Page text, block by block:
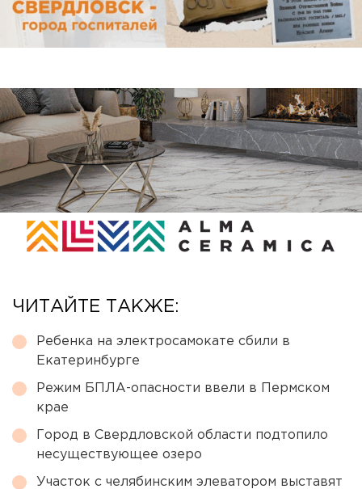
ЧИТАЙТЕ ТАКЖЕ:
Ребенка на электросамокате сбили в
Екатеринбурге
Режим БПЛА-опасности ввели в Пермском
крае
Город в Свердловской области подтопило
несуществующее озеро
Участок с челябинским элеватором выставят